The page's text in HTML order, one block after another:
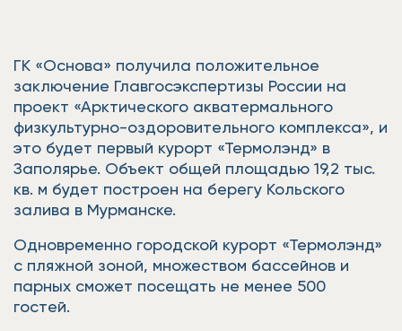
ГК «Основа» получила положительное
заключение Главгосэкспертизы России на
проект «Арктического акватермального
физкультурно-оздоровительного комплекса», и
это будет первый курорт «Термолэнд» в
Заполярье. Объект общей площадью 19,2 тыс.
кв. м будет построен на берегу Кольского
залива в Мурманске.
Одновременно городской курорт «Термолэнд»
с пляжной зоной, множеством бассейнов и
парных сможет посещать не менее 500
гостей.